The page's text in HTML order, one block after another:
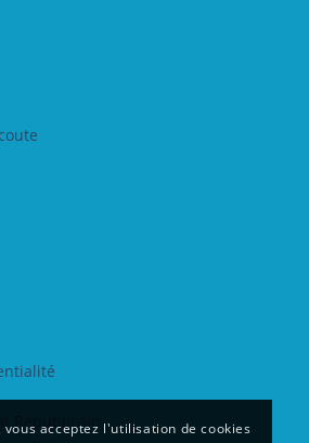
Républicain
vous acceptez l'utilisation de cookies